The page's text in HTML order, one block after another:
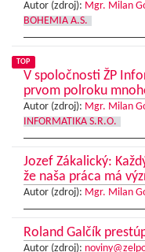
Autor (zdroj): Mgr. Milan
BOHEMIA A.S.
TOP
V spoločnosti ŽP
prvom polroku
Autor (zdroj): Mgr. Milan
INFORMATIKA S.R.O.
Jozef Zákalický:
že naša práca má
Autor (zdroj): Mgr. Milan
Roland Galčík
Autor (zdroj):